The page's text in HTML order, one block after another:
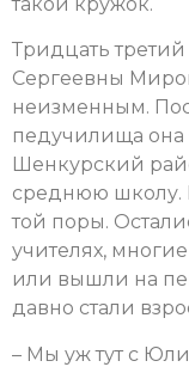
Тридцать
Сергеевны
неизменным.
педучилища она
Шенкурский
среднюю школу.
той поры.
учителях,
или вышли на
давно стали
– Мы уж тут с